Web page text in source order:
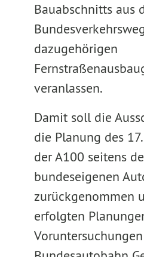
Bauabschnitts aus
dazugehörigen
veranlassen.
Damit soll die
die Planung des
der A100 seitens
bundeseigenen
zurückgenommen
erfolgten